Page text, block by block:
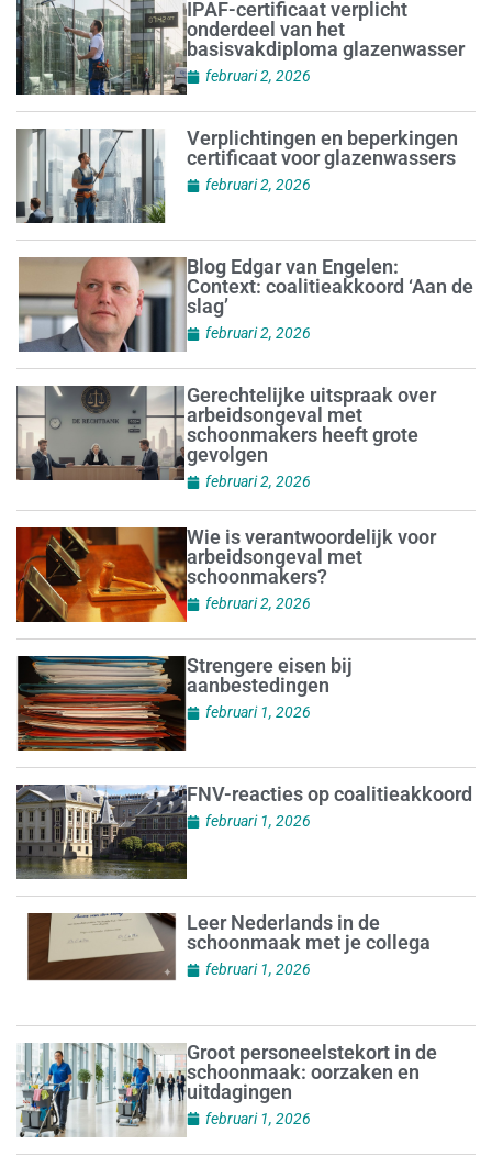
IPAF-certificaat verplicht
onderdeel van het
basisvakdiploma glazenwasser
februari 2, 2026
Verplichtingen en beperkingen
certificaat voor glazenwassers
februari 2, 2026
Blog Edgar van Engelen:
Context: coalitieakkoord ‘Aan de
slag’
februari 2, 2026
Gerechtelijke uitspraak over
arbeidsongeval met
schoonmakers heeft grote
gevolgen
februari 2, 2026
Wie is verantwoordelijk voor
arbeidsongeval met
schoonmakers?
februari 2, 2026
Strengere eisen bij
aanbestedingen
februari 1, 2026
FNV-reacties op coalitieakkoord
februari 1, 2026
Leer Nederlands in de
schoonmaak met je collega
februari 1, 2026
Groot personeelstekort in de
schoonmaak: oorzaken en
uitdagingen
februari 1, 2026